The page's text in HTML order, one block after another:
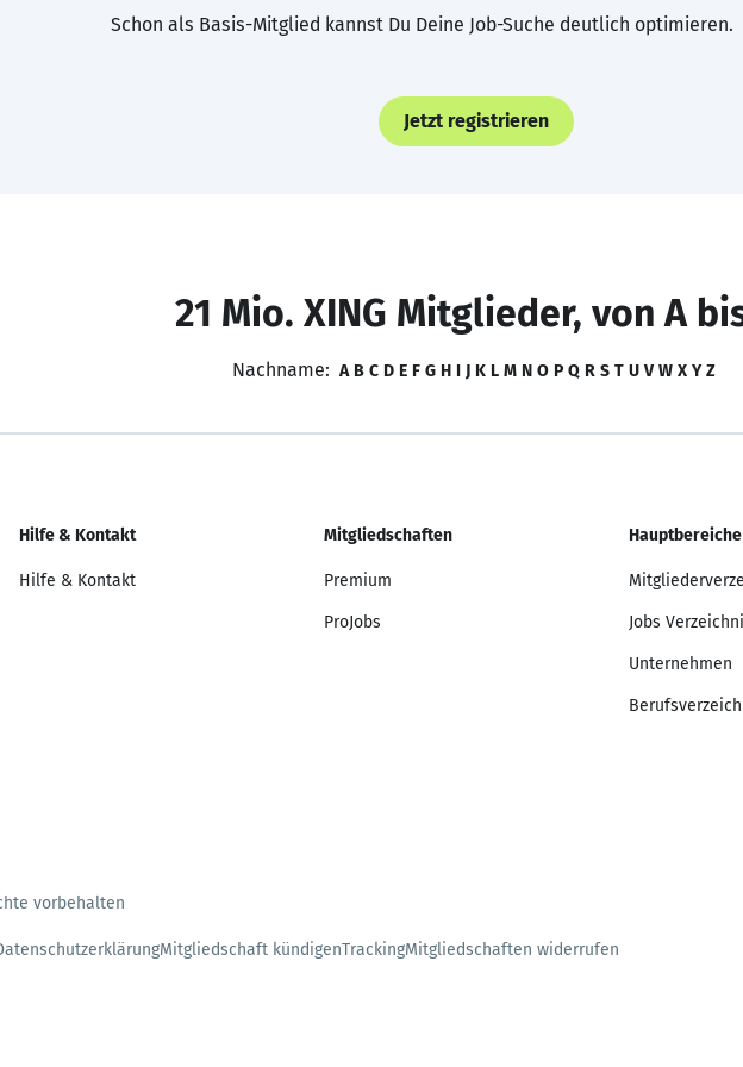
Schon als Basis-Mitglied kannst Du Deine Job-Suche deutlich optimieren.
Jetzt registrieren
21 Mio. XING Mitglieder, von A
Nachname: A B C D E F G H I J K L M N O P Q R S T U V W X Y Z
Hilfe & Kontakt
Hilfe & Kontakt
Mitgliedschaften
Premium
ProJobs
Hauptbereiche
Jobs
Unternehmen
vorbehalten
Mitgliedschaft kündigenTrackingMitgliedschaften widerrufen